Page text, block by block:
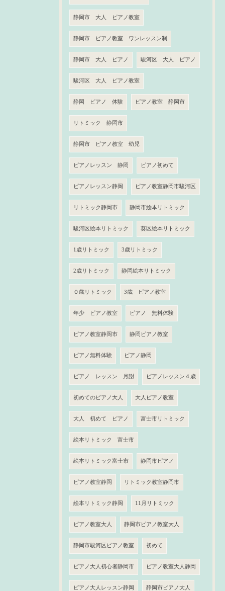
静岡市 大人 ピアノ教室
静岡市 ピアノ教室 ワンレッスン制
静岡市 大人 ピアノ 駿河区 大人 ピアノ
駿河区 大人 ピアノ教室
静岡 ピアノ 体験 ピアノ教室 静岡市
リトミック 静岡市
静岡市 ピアノ教室 幼児
ピアノレッスン 静岡 ピアノ初めて
ピアノレッスン静岡 ピアノ教室静岡市駿河区
リトミック静岡市 静岡市絵本リトミック
駿河区絵本リトミック 葵区絵本リトミック
1歳リトミック 3歳リトミック
2歳リトミック 静岡絵本リトミック
０歳リトミック 3歳 ピアノ教室
年少 ピアノ教室 ピアノ 無料体験
ピアノ教室静岡市 静岡ピアノ教室
ピアノ無料体験 ピアノ静岡
ピアノ レッスン 月謝 ピアノレッスン４歳
初めてのピアノ大人 大人ピアノ教室
大人 初めて ピアノ 富士市リトミック
絵本リトミック 富士市
絵本リトミック富士市 静岡市ピアノ
ピアノ教室静岡 リトミック教室静岡市
絵本リトミック静岡 11月リトミック
ピアノ教室大人 静岡市ピアノ教室大人
静岡市駿河区ピアノ教室 初めて
ピアノ大人初心者静岡市 ピアノ教室大人静岡
ピアノ大人レッスン静岡 静岡市ピアノ大人